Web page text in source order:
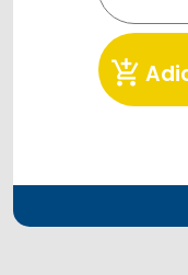
add_shopping_cart